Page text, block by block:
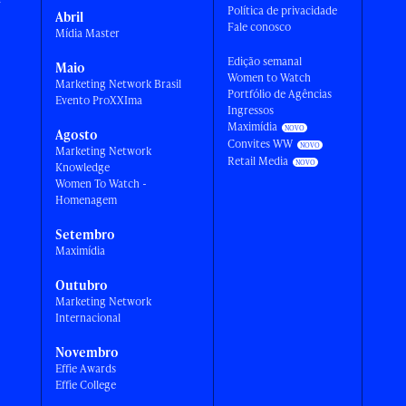
Abril
Mídia Master
Maio
Marketing Network Brasil
Evento ProXXIma
Agosto
Marketing Network
Knowledge
Women To Watch -
Homenagem
Setembro
Maximídia
Outubro
Marketing Network
Internacional
Novembro
Effie Awards
Effie College
Política de privacidade
Fale conosco
Edição semanal
Women to Watch
Portfólio de Agências
Ingressos
Maximídia
Convites WW
Retail Media